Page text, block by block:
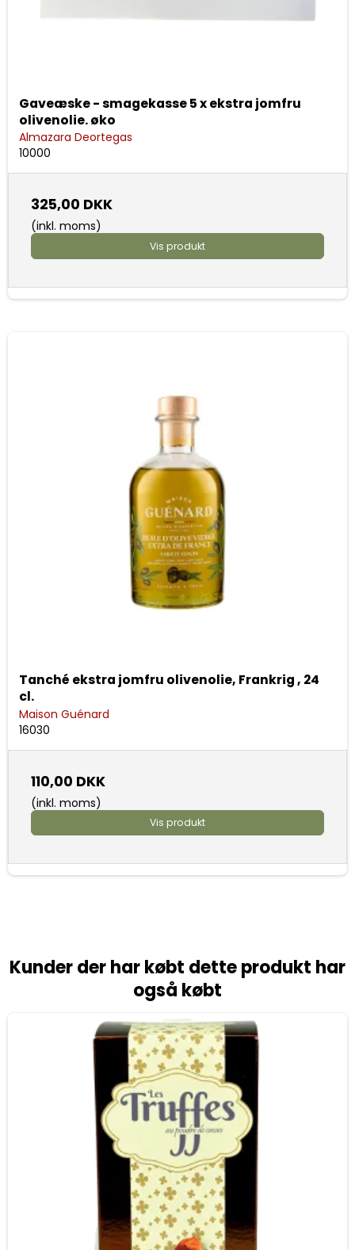
Gaveæske - smagekasse 5 x ekstra jomfru
olivenolie. øko
Almazara Deortegas
10000
325,00 DKK
(inkl. moms)
Vis produkt
Tanché ekstra jomfru olivenolie, Frankrig , 24
cl.
Maison Guénard
16030
110,00 DKK
(inkl. moms)
Vis produkt
Kunder der har købt dette produkt har
også købt